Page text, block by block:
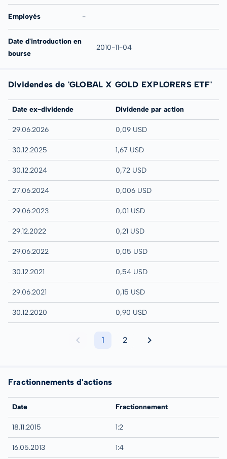
Employés -
Date d'introduction en
bourse
2010-11-04
Dividendes de 'GLOBAL X GOLD EXPLORERS ETF'
Date ex-dividende Dividende par action
29.06.2026 0,09 USD
30.12.2025 1,67 USD
30.12.2024 0,72 USD
27.06.2024 0,006 USD
29.06.2023 0,01 USD
29.12.2022 0,21 USD
29.06.2022 0,05 USD
30.12.2021 0,54 USD
29.06.2021 0,15 USD
30.12.2020 0,90 USD
1 2
Fractionnements d'actions
Date Fractionnement
18.11.2015 1:2
16.05.2013 1:4